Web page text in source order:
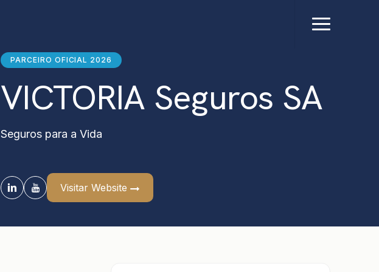
Menu
PARCEIRO OFICIAL 2026
VICTORIA Seguros SA
Seguros para a Vida
Visitar Website